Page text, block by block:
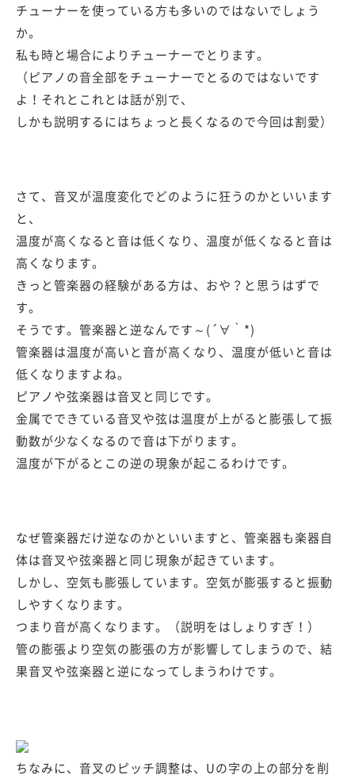
チューナーを使っている方も多いのではないでしょう
か。
私も時と場合によりチューナーでとります。
（ピアノの音全部をチューナーでとるのではないです
よ！それとこれとは話が別で、
しかも説明するにはちょっと長くなるので今回は割愛）
さて、音叉が温度変化でどのように狂うのかといいます
と、
温度が高くなると音は低くなり、温度が低くなると音は
高くなります。
きっと管楽器の経験がある方は、おや？と思うはずで
す。
そうです。管楽器と逆なんです～(´∀｀*)
管楽器は温度が高いと音が高くなり、温度が低いと音は
低くなりますよね。
ピアノや弦楽器は音叉と同じです。
金属でできている音叉や弦は温度が上がると膨張して振
動数が少なくなるので音は下がります。
温度が下がるとこの逆の現象が起こるわけです。
なぜ管楽器だけ逆なのかといいますと、管楽器も楽器自
体は音叉や弦楽器と同じ現象が起きています。
しかし、空気も膨張しています。空気が膨張すると振動
しやすくなります。
つまり音が高くなります。（説明をはしょりすぎ！）
管の膨張より空気の膨張の方が影響してしまうので、結
果音叉や弦楽器と逆になってしまうわけです。
ちなみに、音叉のピッチ調整は、Uの字の上の部分を削